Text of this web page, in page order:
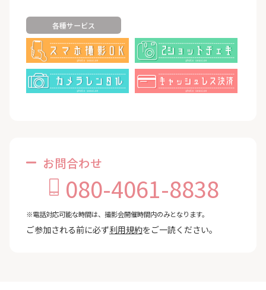
各種サービス
お問合わせ
080-4061-8838
※電話対応可能な時間は、撮影会開催時間内のみとなります。
ご参加される前に必ず利用規約をご一読ください。